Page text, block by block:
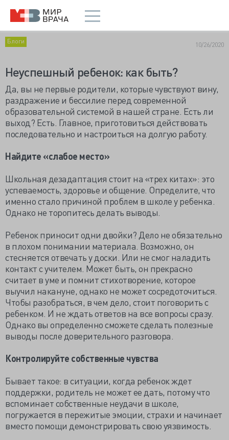
Блоги 10/26/2020
Неуспешный ребенок: как быть?
Да, вы не первые родители, которые чувствуют вину,
раздражение и бессилие перед современной
образовательной системой в нашей стране. Есть ли
выход? Есть. Главное, приготовиться действовать
последовательно и настроиться на долгую работу.
Найдите «слабое место»
Школьная дезадаптация стоит на «трех китах»: это
успеваемость, здоровье и общение. Определите, что
именно стало причиной проблем в школе у ребенка.
Однако не торопитесь делать выводы.
Ребенок приносит одни двойки? Дело не обязательно
в плохом понимании материала. Возможно, он
стесняется отвечать у доски. Или не смог наладить
контакт с учителем. Может быть, он прекрасно
считает в уме и помнит стихотворение, которое
выучил накануне, однако не может сосредоточиться.
Чтобы разобраться, в чем дело, стоит поговорить с
ребенком. И не ждать ответов на все вопросы сразу.
Однако вы определенно сможете сделать полезные
выводы после доверительного разговора.
Контролируйте собственные чувства
Бывает такое: в ситуации, когда ребенок ждет
поддержки, родитель не может ее дать, потому что
вспоминает собственные неудачи в школе,
погружается в пережитые эмоции, страхи и начинает
вместо помощи демонстрировать свою уязвимость.